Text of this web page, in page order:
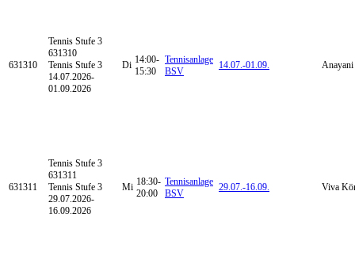
631310
Tennis Stufe 3
631310
Tennis Stufe 3
14.07.2026-
01.09.2026
Di 14:00-
15:30
Tennisanlage
BSV
14.07.-01.09.
631311
Tennis Stufe 3
631311
Tennis Stufe 3
29.07.2026-
16.09.2026
Mi 18:30-
20:00
Tennisanlage
BSV
29.07.-16.09. Viva